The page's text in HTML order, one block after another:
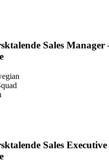
Sales Manager
Sales